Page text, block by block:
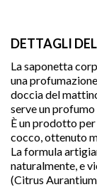
DETTAGLI
La saponetta
una
doccia del
serve un
È un prodotto per
cocco, ottenuto
La formula
naturalmente, e
(Citrus